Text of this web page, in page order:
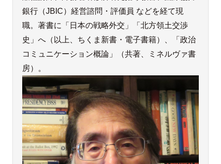
銀行（JBIC）経営諮問・評価員 などを経て現
職。著書に「日本の戦略外交」「北方領土交渉
史」へ（以上、ちくま新書・電子書籍）、「政治
コミュニケーション概論」（共著、ミネルヴァ書
房）。